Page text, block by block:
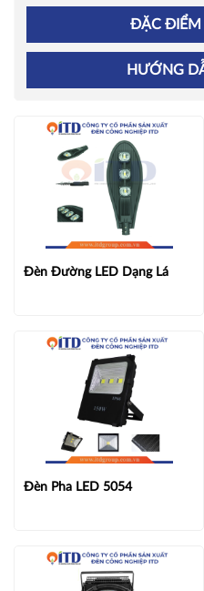
ĐẶC ĐIỂM
HƯỚNG
Đèn Đường LED Dạng Lá
Đèn Pha LED 5054